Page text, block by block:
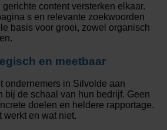
gerichte content versterken elkaar.
s en relevante zoekwoorden
basis voor groei, zowel organisch
en meetbaar
ondernemers in Silvolde aan
bij de schaal van hun bedrijf. Geen
doelen en heldere rapportage.
werkt en wat niet.